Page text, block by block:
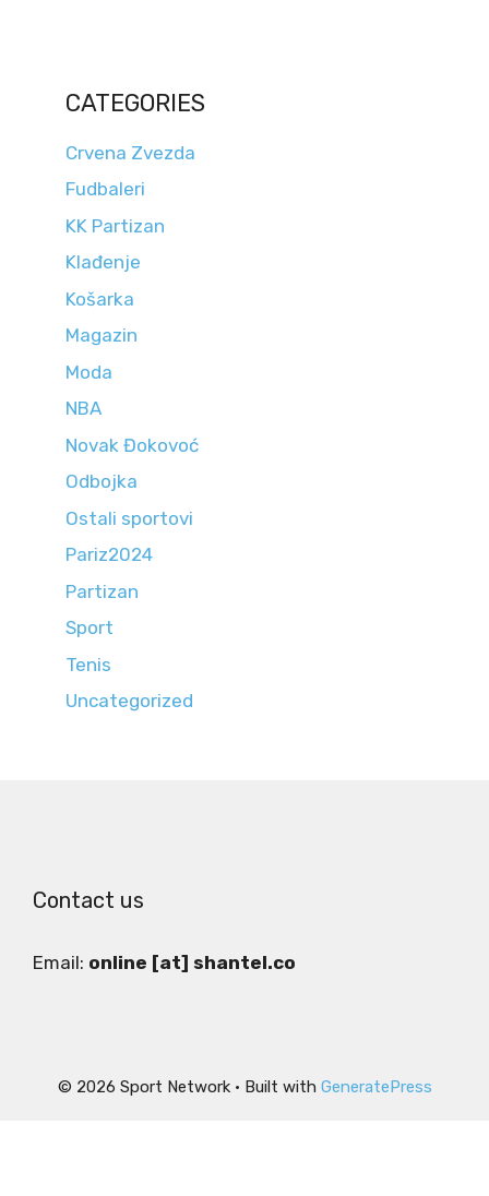
CATEGORIES
Crvena Zvezda
Fudbaleri
KK Partizan
Klađenje
Košarka
Magazin
Moda
NBA
Novak Đokovoć
Odbojka
Ostali sportovi
Pariz2024
Partizan
Sport
Tenis
Uncategorized
Contact us
Email: online [at] shantel.co
© 2026 Sport Network• Built with GeneratePress